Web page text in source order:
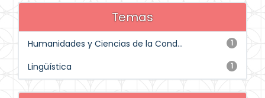
Temas
1
Humanidades y Ciencias de la Cond...
1
Lingüística